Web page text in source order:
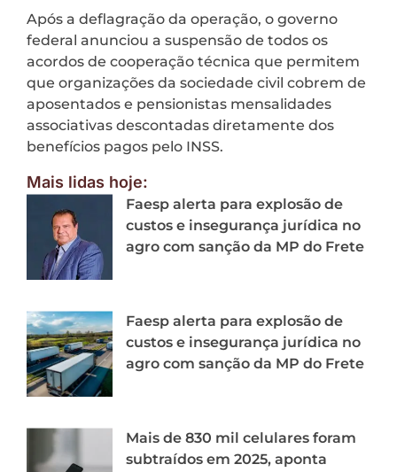
Após a deflagração da operação, o governo
federal anunciou a suspensão de todos os
acordos de cooperação técnica que permitem
que organizações da sociedade civil cobrem de
aposentados e pensionistas mensalidades
associativas descontadas diretamente dos
benefícios pagos pelo INSS.
Mais lidas hoje:
Faesp alerta para explosão de
custos e insegurança jurídica no
agro com sanção da MP do Frete
Faesp alerta para explosão de
custos e insegurança jurídica no
agro com sanção da MP do Frete
Mais de 830 mil celulares foram
subtraídos em 2025, aponta